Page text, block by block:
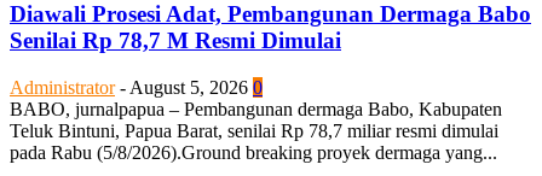
Diawali Prosesi Adat, Pembangunan Dermaga Babo
Senilai Rp 78,7 M Resmi Dimulai
Administrator - August 5, 2026 0
BABO, jurnalpapua – Pembangunan dermaga Babo, Kabupaten
Teluk Bintuni, Papua Barat, senilai Rp 78,7 miliar resmi dimulai
pada Rabu (5/8/2026).Ground breaking proyek dermaga yang...